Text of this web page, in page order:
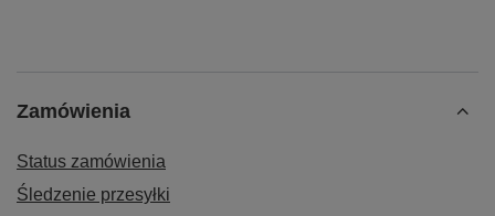
Zamówienia
Status zamówienia
Śledzenie przesyłki